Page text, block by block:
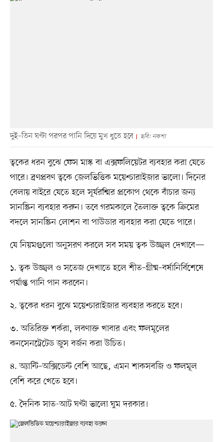
দুই–তিন ঘণ্টা পরপর পানি দিয়ে মুখ ধুতে হবে ছবি: নকশা
ত্বকের ধরন বুঝে ফেস মাস্ক বা এক্সফলিয়েটর ব্যবহার করা যেতে
পারে। ব্রণপ্রবণ ত্বকে জেলভিত্তিক ময়েশ্চারাইজার ভালো। দিনের
বেলায় বাইরে যেতে হলে সূর্যরশ্মির প্রকোপ থেকে বাঁচার জন্য
সানস্ক্রিন ব্যবহার করুন। তবে গরমকালে তৈলাক্ত ত্বকে ক্রিমের
বদলে সানস্ক্রিন লোশন বা পাউডার ব্যবহার করা যেতে পারে।
যে নিয়মগুলো অনুসরণ করলে সব সময় ত্বক উজ্জ্বল দেখাবে—
১. ত্বক উজ্জ্বল ও সতেজ দেখাতে হলে শীত–গ্রীষ্ম–বর্ষানির্বিশেষে
পর্যাপ্ত পানি পান করবেন।
২. ত্বকের ধরন বুঝে ময়েশ্চারাইজার ব্যবহার করতে হবে।
৩. অতিরিক্ত শর্করা, লবণাক্ত খাবার এবং ফলমূলের
কনসেনট্রেটেড জুস বর্জন করা উচিত।
৪. অ্যান্টি–অক্সিডেন্ট বেশি আছে, এমন শাকসবজি ও ফলমূল
বেশি করে খেতে হবে।
৫. দৈনিক সাত-আট ঘণ্টা ভালো ঘুম দরকার।